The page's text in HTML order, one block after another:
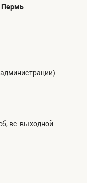
Пермь
вс: выходной